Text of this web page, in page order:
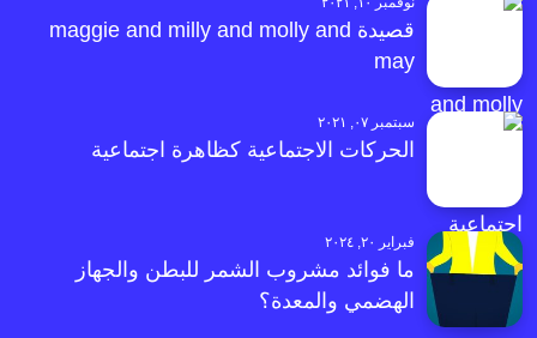
قصيدة maggie and milly and molly and
may
سبتمبر ٠٧, ٢٠٢١
الحركات الاجتماعية كظاهرة اجتماعية
فبراير ٢٠, ٢٠٢٤
ما فوائد مشروب الشمر للبطن والجهاز
الهضمي والمعدة؟